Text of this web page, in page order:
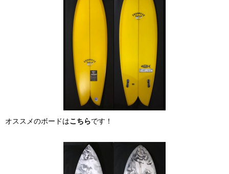
オススメのボードはこちらです！